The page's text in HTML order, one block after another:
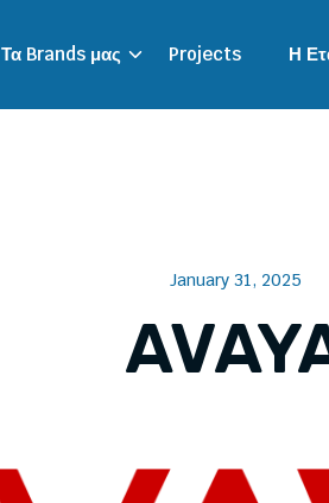
Τα Brands μας Projects Η
January 31, 2025